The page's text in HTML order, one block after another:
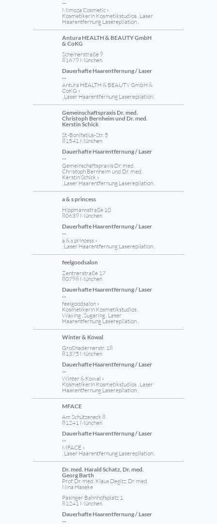
...
Mimoza Cosmetic »
Kosmetikerin Kosmetikstudios , Laser
Haarentfernung Laserepilation ,
Antura HEALTH & BEAUTY GmbH
& CoKG
Scheinerstraße 9
81679 München
Dauerhafte Haarentfernung / Laser
...
Antura HEALTH & BEAUTY GmbH &
CoKG »
, Laser Haarentfernung Laserepilation ,
Gemeinschaftspraxis Dr. med.
Christoph Bernheim und Dr. med.
Kerstin Schick
St.-Bonifatius-Str. 5
81541 München
Dauerhafte Haarentfernung / Laser
...
Gemeinschaftspraxis Dr. med.
Christoph Bernheim und Dr. med.
Kerstin Schick »
, Laser Haarentfernung Laserepilation ,
a & s princess
Hippmannstraße 10
80639 München
Dauerhafte Haarentfernung / Laser
...
a & s princess »
, Laser Haarentfernung Laserepilation ,
feelgoodsalon
Zentnerstraße 17
80798 München
Dauerhafte Haarentfernung / Laser
...
feelgoodsalon »
Kosmetikerin Kosmetikstudios ,
Waxing , Sugaring , Laser
Haarentfernung Laserepilation ,
Winter & Kowal
Großhadernerstr. 18
81375 München
Dauerhafte Haarentfernung / Laser
...
Winter & Kowal »
Kosmetikerin Kosmetikstudios , Laser
Haarentfernung Laserepilation ,
MFACE
Am Schützeneck 8
81241 München
Dauerhafte Haarentfernung / Laser
...
MFACE »
, Laser Haarentfernung Laserepilation ,
Dr. med. Harald Schatz, Dr. med.
Georg Barth
Prof. Dr. med. Klaus Degitz, Dr. med.
Nina Haseke
Pasinger Bahnhofsplatz 1
81241 München
Dauerhafte Haarentfernung / Laser
...